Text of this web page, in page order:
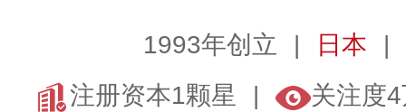
1993年创立
日本
注册资本1颗星
关注度